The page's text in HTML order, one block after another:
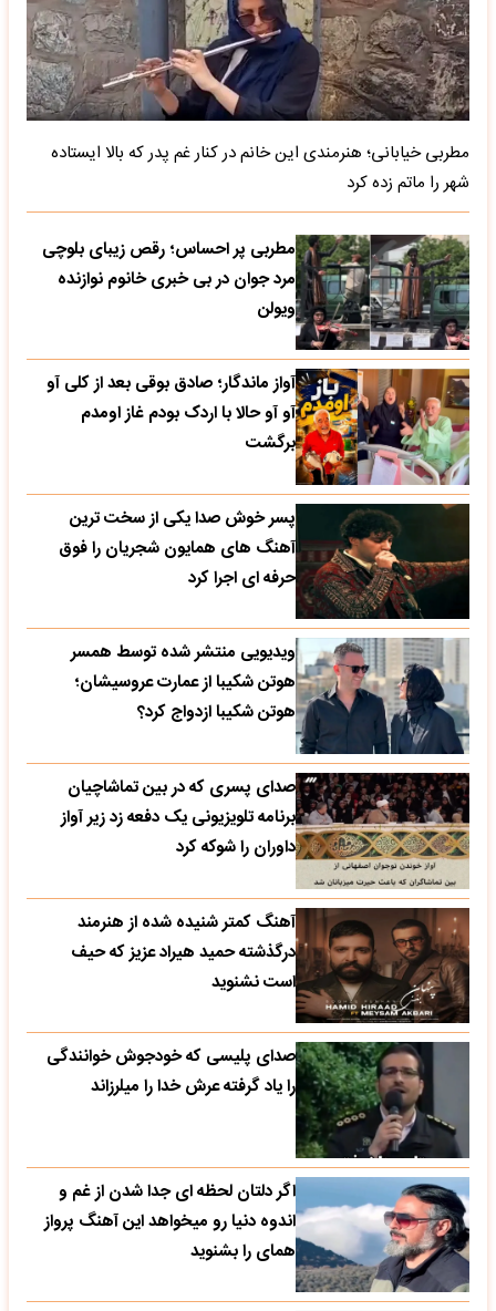
مطربی خیابانی؛ هنرمندی این خانم در کنار غم پدر که بالا ایستاده
شهر را ماتم زده کرد
مطربی پر احساس؛ رقص زیبای بلوچی
مرد جوان در بی خبری خانوم نوازنده
ویولن
آواز ماندگار؛ صادق بوقی بعد از کلی آو
آو آو حالا با اردک بودم غاز اومدم
برگشت
پسر خوش صدا یکی از سخت ترین
آهنگ های همایون شجریان را فوق
حرفه ای اجرا کرد
ویدیویی منتشر شده توسط همسر
هوتن شکیبا از عمارت عروسیشان؛
هوتن شکیبا ازدواج کرد؟
صدای پسری که در بین تماشاچیان
برنامه تلویزیونی یک دفعه زد زیر آواز
داوران را شوکه کرد
آهنگ کمتر شنیده شده از هنرمند
درگذشته حمید هیراد عزیز که حیف
است نشنوید
صدای پلیسی که خودجوش خوانندگی
را یاد گرفته عرش خدا را میلرزاند
اگر دلتان لحظه ای جدا شدن از غم و
اندوه دنیا رو میخواهد این آهنگ پرواز
همای را بشنوید